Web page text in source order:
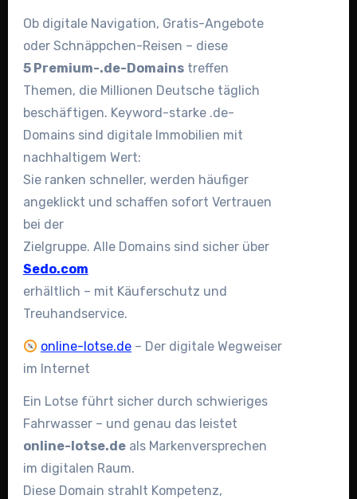
Ob digitale Navigation, Gratis-Angebote
oder Schnäppchen-Reisen – diese
5 Premium-.de-Domainstreffen
Themen, die Millionen Deutsche täglich
beschäftigen. Keyword-starke .de-
Domains sind digitale Immobilien mit
nachhaltigem Wert:
Sie ranken schneller, werden häufiger
angeklickt und schaffen sofort Vertrauen
bei der
Zielgruppe. Alle Domains sind sicher über
Sedo.com
erhältlich – mit Käuferschutz und
Treuhandservice.
online-lotse.de – Der digitale Wegweiser
im Internet
Ein Lotse führt sicher durch schwieriges
Fahrwasser – und genau das leistet
online-lotse.deals Markenversprechen
im digitalen Raum.
Diese Domain strahlt Kompetenz,